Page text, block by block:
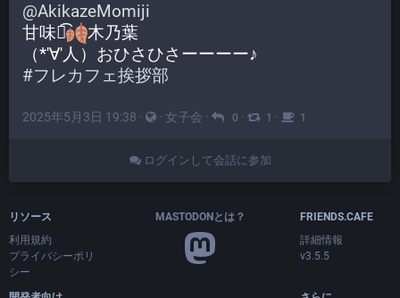
@AkikazeMomiji
甘味夜͡
木乃葉
（*'∀'人）おひさひさーーーー♪
#フレカフェ挨拶部
2025年5月3日 19:38 · · 女子会 · 0 · 1 · 1
ログインして会話に参加
リソース
利用規約
プライバシーポリ
シー
MASTODONとは？
FRIENDS.CAFE
詳細情報
v3.5.5